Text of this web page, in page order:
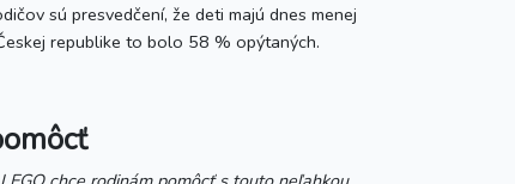
sú presvedčení, že deti majú dnes menej
republike to bolo 58 % opýtaných.